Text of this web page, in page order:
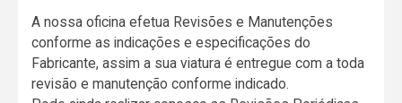
A nossa oficina efetua Revisões e Manutenções
conforme as indicações e especificações do
Fabricante, assim a sua viatura é entregue com a toda
revisão e manutenção conforme indicado.